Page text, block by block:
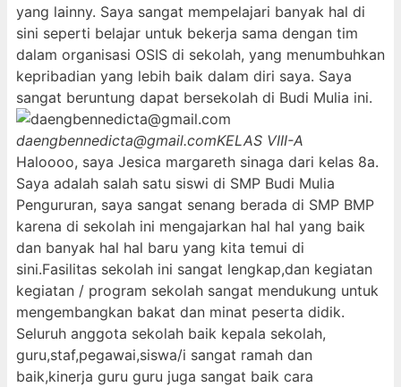
yang lainny. Saya sangat mempelajari banyak hal di
sini seperti belajar untuk bekerja sama dengan tim
dalam organisasi OSIS di sekolah, yang menumbuhkan
kepribadian yang lebih baik dalam diri saya. Saya
sangat beruntung dapat bersekolah di Budi Mulia ini.
daengbennedicta@gmail.comKELAS VIII-A
Haloooo, saya Jesica margareth sinaga dari kelas 8a.
Saya adalah salah satu siswi di SMP Budi Mulia
Pengururan, saya sangat senang berada di SMP BMP
karena di sekolah ini mengajarkan hal hal yang baik
dan banyak hal hal baru yang kita temui di
sini.Fasilitas sekolah ini sangat lengkap,dan kegiatan
kegiatan / program sekolah sangat mendukung untuk
mengembangkan bakat dan minat peserta didik.
Seluruh anggota sekolah baik kepala sekolah,
guru,staf,pegawai,siswa/i sangat ramah dan
baik,kinerja guru guru juga sangat baik cara